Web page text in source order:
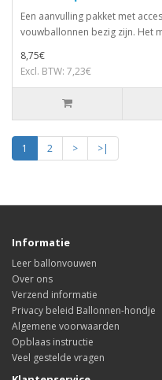
Een aanvulling pakket met
vouwballonnen bezig zijn. Het
8,75€
Excl. BTW: 7,23€
1 2 >
>|
Informatie
Leer ballonvouwen
Over ons
Verzend informatie
Privacy beleid Ballonnen-hondje
Algemene voorwaarden
Opblaas instructie
Veel gestelde vragen